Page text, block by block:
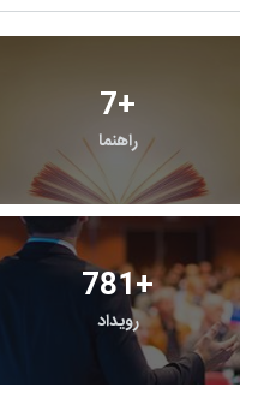
7+
راهنما
781+
رویداد